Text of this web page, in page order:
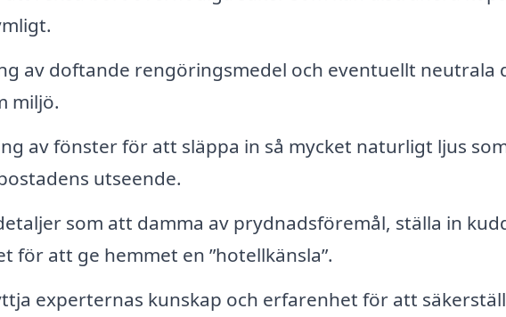
av doftande rengöringsmedel och eventuellt neutrala
miljö.
av fönster för att släppa in så mycket naturligt ljus
utseende.
som att damma av prydnadsföremål, ställa in
för att ge hemmet en ”hotellkänsla”.
experternas kunskap och erfarenhet för att